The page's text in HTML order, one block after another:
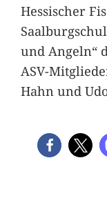
Hessischer
und Angeln“
ASV-
Hahn und